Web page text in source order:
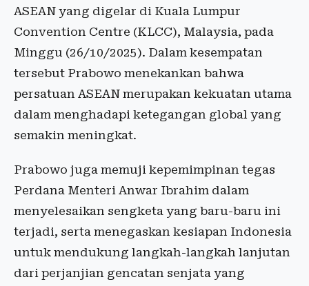
ASEAN yang digelar di Kuala Lumpur
Convention Centre (KLCC), Malaysia, pada
Minggu (26/10/2025). Dalam kesempatan
tersebut Prabowo menekankan bahwa
persatuan ASEAN merupakan kekuatan utama
dalam menghadapi ketegangan global yang
semakin meningkat.
Prabowo juga memuji kepemimpinan tegas
Perdana Menteri Anwar Ibrahim dalam
menyelesaikan sengketa yang baru-baru ini
terjadi, serta menegaskan kesiapan Indonesia
untuk mendukung langkah-langkah lanjutan
dari perjanjian gencatan senjata yang